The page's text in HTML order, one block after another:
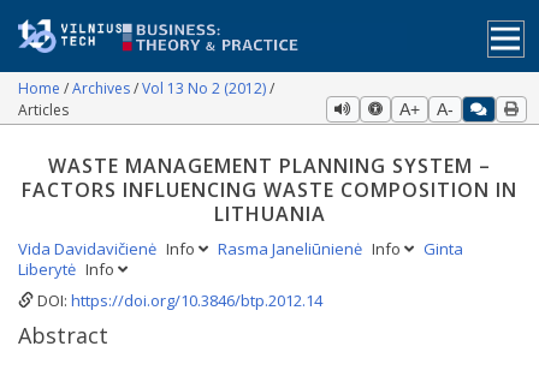
Home Archives Vol 13 No 2 (2012)
Articles
A+ A-
WASTE MANAGEMENT PLANNING SYSTEM –
FACTORS INFLUENCING WASTE COMPOSITION IN
LITHUANIA
Vida Davidavičienė Info Rasma Janeliūnienė Info
Ginta
Liberytė Info
DOI: https://doi.org/10.3846/btp.2012.14
Abstract